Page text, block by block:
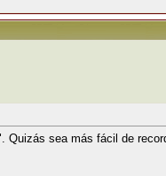
Quizás sea más fácil de